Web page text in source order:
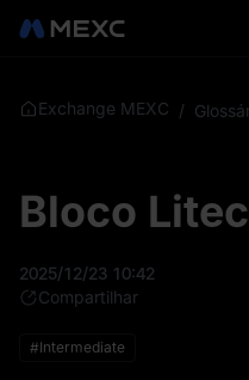
Exchange MEXC /
Bloco
2025/12/23 10:42
Compartilhar
#Intermediate